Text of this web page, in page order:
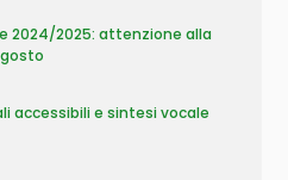
2024/2025: attenzione alla
accessibili e sintesi vocale